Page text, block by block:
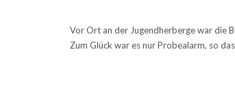
Vor Ort an der Jugendherberge war die
Zum Glück war es nur Probealarm, so